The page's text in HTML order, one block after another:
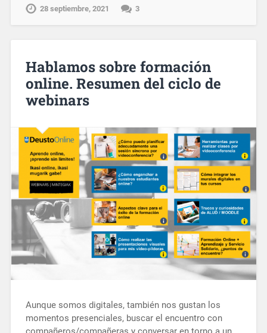
28 septiembre, 2021 3
Hablamos sobre formación
online. Resumen del ciclo de
webinars
Aunque somos digitales, también nos gustan los
momentos presenciales, buscar el encuentro con